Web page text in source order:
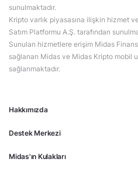
Hakkımızda
Destek Merkezi
Midas'ın Kulakları
sunulmaktadır.
Kripto varlık piyasasına ilişkin hizmet
Satım Platformu A.Ş. tarafından
Sunulan hizmetlere erişim Midas
sağlanan Midas ve Midas Kripto mobil
sağlanmaktadır.